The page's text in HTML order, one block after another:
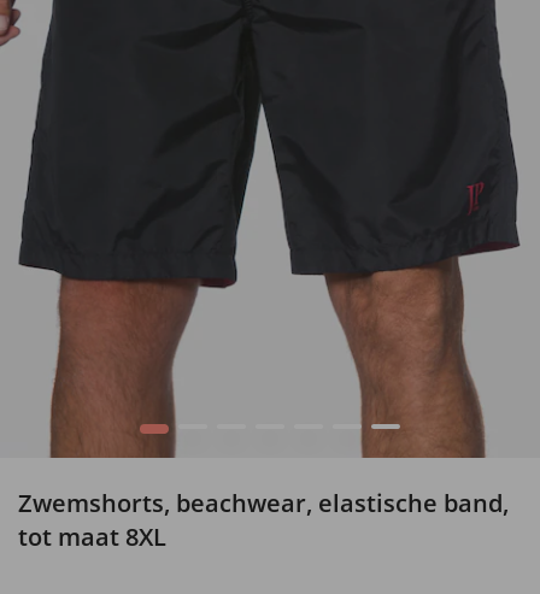
1 7
Zwemshorts, beachwear, elastische band,
tot maat 8XL